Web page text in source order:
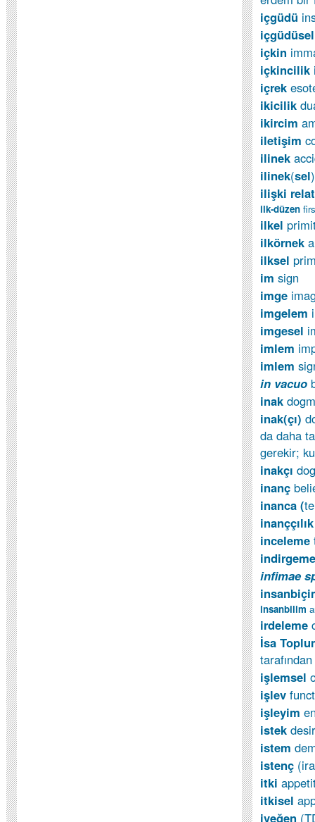
içgüdü
içkin
içkincilik
içrek
ikicilik
ikircim
iletişim
ilinek
ilinek(sel
ilişki
ilk-düzen
ilkel
ilkörnek
ilksel
im sign
imge
imgelem
imgesel
imlem
imlem
in vacuo
inak
inak(çı)
da daha
gerekir;
inakçı
inanç
inanca (
inceleme
infimae
insanbilim
irdeleme
İsa
işlemsel
işlev
işleyim
istek
istem
istenç
itki
itkisel
iveğen